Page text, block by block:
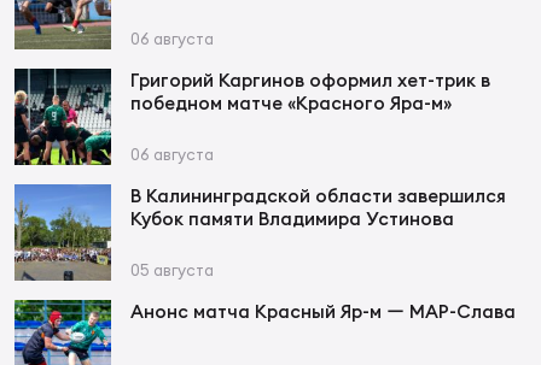
06 августа
Григорий Каргинов оформил хет-трик в
победном матче «Красного Яра-м»
06 августа
В Калининградской области завершился
Кубок памяти Владимира Устинова
05 августа
Анонс матча Красный Яр-м ー МАР-Слава